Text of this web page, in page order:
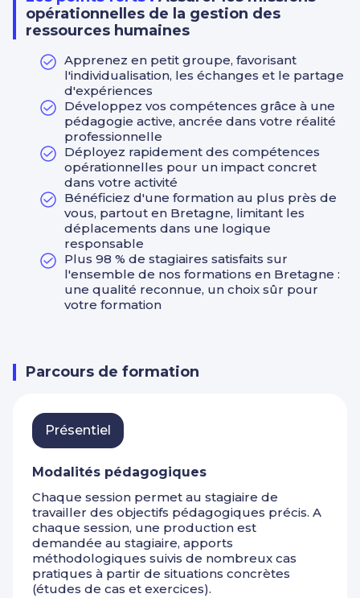
forme synthétique (schéma, tableau)
Rédiger un écrit professionnel à usage interne et
Collecter des informations auprès de collaborateurs
Élaborer et actualiser les tableaux de bord RH
Connaître les fondamentaux concernant les calculs
statistiques de la fonction RH
Cerner le cadre légal du bilan social
Savoir utiliser des logiciels appropriés (tableur ou
logiciels spécifiques)
Savoir construire et présenter des tableaux de bord
et des graphiques
Etre en mesure d’analyser et commenter des
données
Collecter des données auprès de collaborateurs
Respecter les règles de confidentialité
Structurer les informations et contrôler la cohérence
des résultats
Savoir respecter les échéances
et médias spécialisés en droit social
Identifier et sélectionner des sources fiables afin de
écrit
Communiquer les informations aux interlocuteurs
concernés
Alerter sa hiérarchie sur les incidences possibles
Organiser un système d’alerte (réseaux, flux RSS.)
Collecter les éléments variables de paie et vérifier
leur prise en compte
Connaître la réglementation en matière de paie
Cerner et maîtriser les textes conventionnels
applicables dans l'entreprise
Savoir calculer les éléments variables d’un bulletin
opérationnelles de la gestion des
ressources humaines
Apprenez en petit groupe, favorisant
l'individualisation, les échanges et le partage
d'expériences
Développez vos compétences grâce à une
pédagogie active, ancrée dans votre réalité
professionnelle
Déployez rapidement des compétences
opérationnelles pour un impact concret
dans votre activité
Bénéficiez d'une formation au plus près de
vous, partout en Bretagne, limitant les
déplacements dans une logique
responsable
Plus 98 % de stagiaires satisfaits sur
l'ensemble de nos formations en Bretagne :
une qualité reconnue, un choix sûr pour
votre formation
Parcours de formation
Présentiel
Modalités pédagogiques
Chaque session permet au stagiaire de
travailler des objectifs pédagogiques précis. A
chaque session, une production est
demandée au stagiaire, apports
méthodologiques suivis de nombreux cas
pratiques à partir de situations concrètes
(études de cas et exercices).